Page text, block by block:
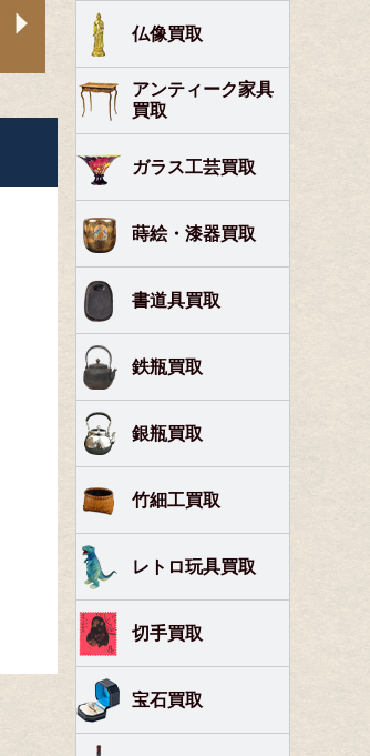
仏像買取
アンティーク家具
買取
ガラス工芸買取
蒔絵・漆器買取
書道具買取
鉄瓶買取
銀瓶買取
竹細工買取
レトロ玩具買取
切手買取
宝石買取